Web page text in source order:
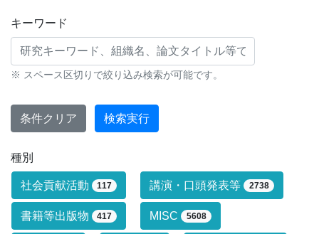
研究業績に対する検索条件
キーワード
※ スペース区切りで絞り込み検索が可能です。
条件クリア 検索実行
種別
研究業績タイプによる絞り込み条件で
社会貢献活動 117 講演・口頭発表等 2738
書籍等出版物 417 MISC 5608